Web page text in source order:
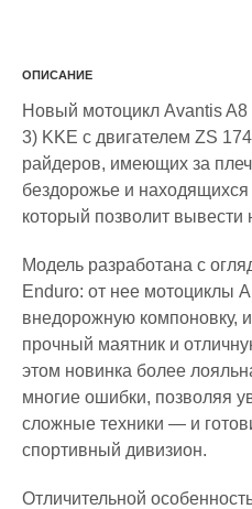
ОПИСАНИЕ
Новый мотоцикл Avantis
3) KKE с двигателем ZS
райдеров, имеющих за
бездорожье и находящихся
который позволит
Модель разработана с
Enduro: от нее мотоциклы
внедорожную компоновку,
прочный маятник и
этом новинка более
многие ошибки, позволяя
сложные техники — и
спортивный дивизион.
Отличительной